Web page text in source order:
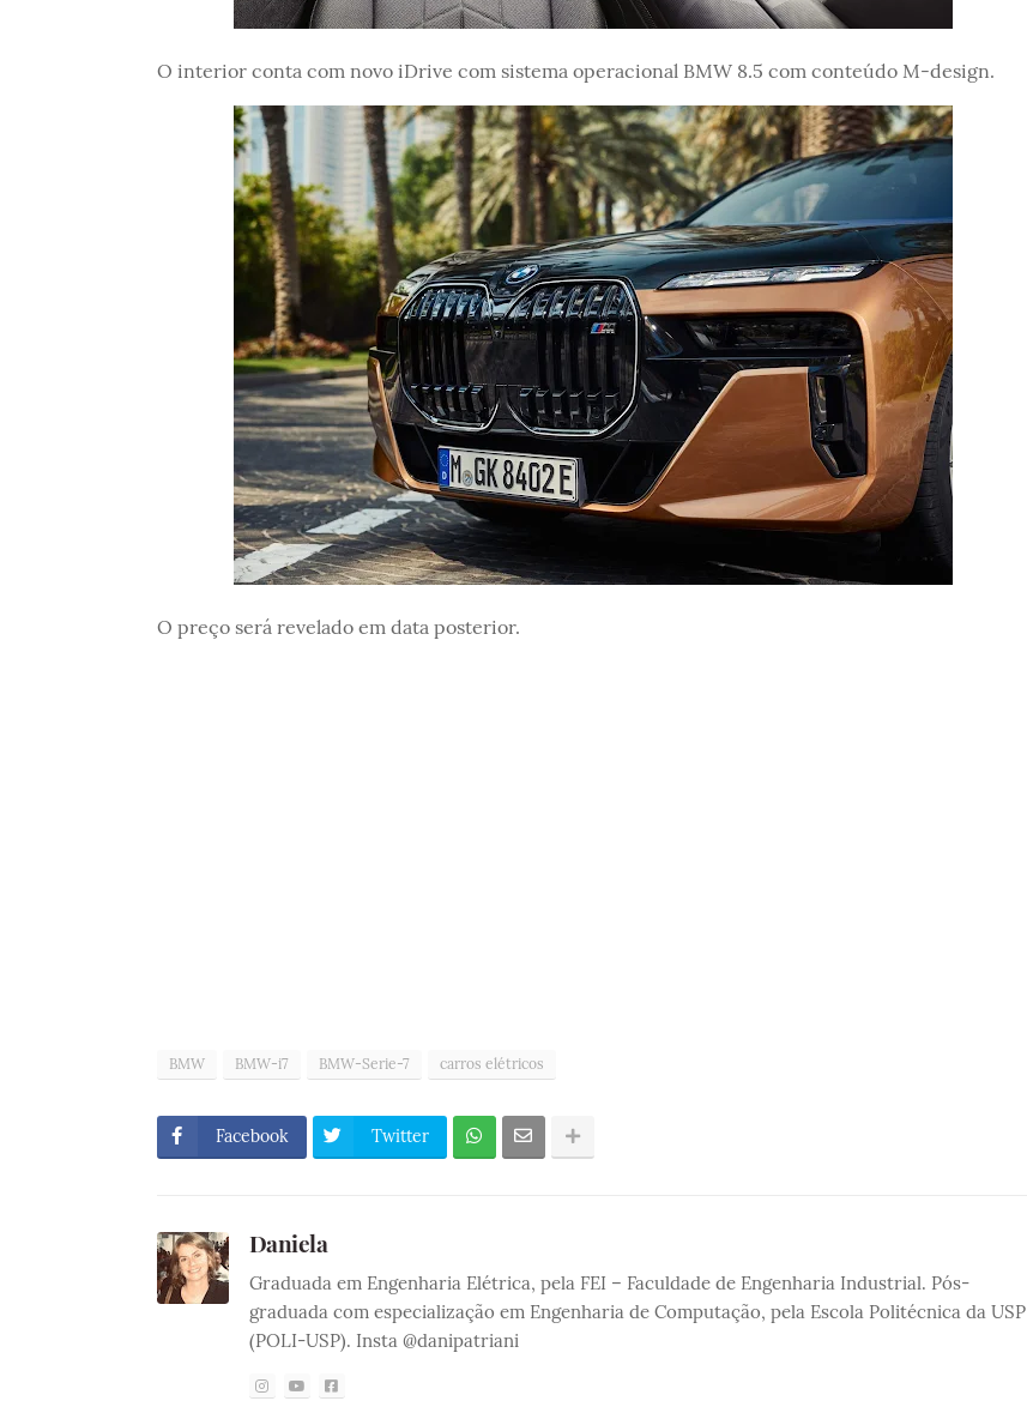
O interior conta com novo iDrive com sistema operacional BMW 8.5 com conteúdo M-design.
O preço será revelado em data posterior.
BMW BMW-i7 BMW-Serie-7 carros elétricos
Facebook Twitter
Daniela
Graduada em Engenharia Elétrica, pela FEI – Faculdade de Engenharia Industrial. Pós-
graduada com especialização em Engenharia de Computação, pela Escola Politécnica da USP
(POLI-USP). Insta @danipatriani